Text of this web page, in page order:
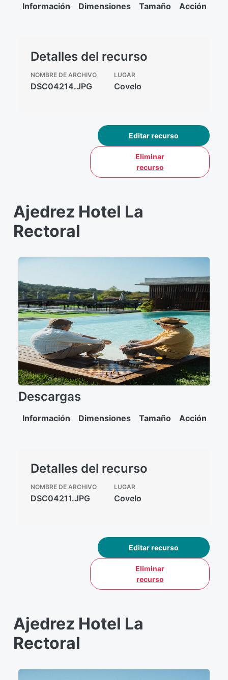
Información Dimensiones Tamaño Acción
Detalles del recurso
NOMBRE DE ARCHIVO
DSC04214.JPG
LUGAR
Covelo
Editar recurso
Eliminar
recurso
Ajedrez Hotel La
Rectoral
Descargas
Información Dimensiones Tamaño Acción
Detalles del recurso
NOMBRE DE ARCHIVO
DSC04211.JPG
LUGAR
Covelo
Editar recurso
Eliminar
recurso
Ajedrez Hotel La
Rectoral